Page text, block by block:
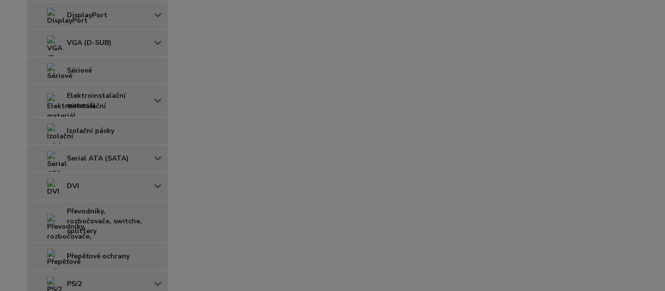
DisplayPort
VGA (D-SUB)
Sériové
Elektroinstalační
materiál
Izolační pásky
Serial ATA (SATA)
DVI
Převodníky,
rozbočovače, switche,
splittery
Přepěťové ochrany
PS/2